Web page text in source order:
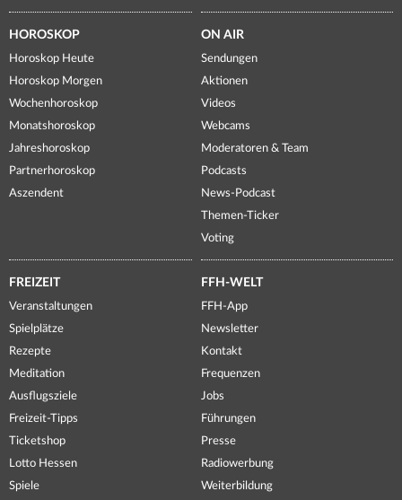
HOROSKOP
Horoskop Heute
Horoskop Morgen
Wochenhoroskop
Monatshoroskop
Jahreshoroskop
Partnerhoroskop
Aszendent
ON AIR
Sendungen
Aktionen
Videos
Webcams
Moderatoren & Team
Podcasts
News-Podcast
Themen-Ticker
Voting
FREIZEIT
Veranstaltungen
Spielplätze
Rezepte
Meditation
Ausflugsziele
Freizeit-Tipps
Ticketshop
Lotto Hessen
Spiele
FFH-WELT
FFH-App
Newsletter
Kontakt
Frequenzen
Jobs
Führungen
Presse
Radiowerbung
Weiterbildung